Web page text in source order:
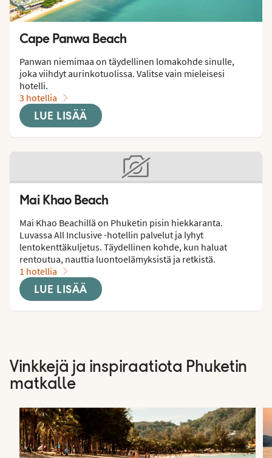
Cape Panwa Beach
Panwan niemimaa on täydellinen lomakohde sinulle,
joka viihdyt aurinkotuolissa. Valitse vain mieleisesi
hotelli.
3 hotellia
LUE LISÄÄ
Mai Khao Beach
Mai Khao Beachillä on Phuketin pisin hiekkaranta.
Luvassa All Inclusive -hotellin palvelut ja lyhyt
lentokenttäkuljetus. Täydellinen kohde, kun haluat
rentoutua, nauttia luontoelämyksistä ja retkistä.
1 hotellia
LUE LISÄÄ
Vinkkejä ja inspiraatiota Phuketin
matkalle